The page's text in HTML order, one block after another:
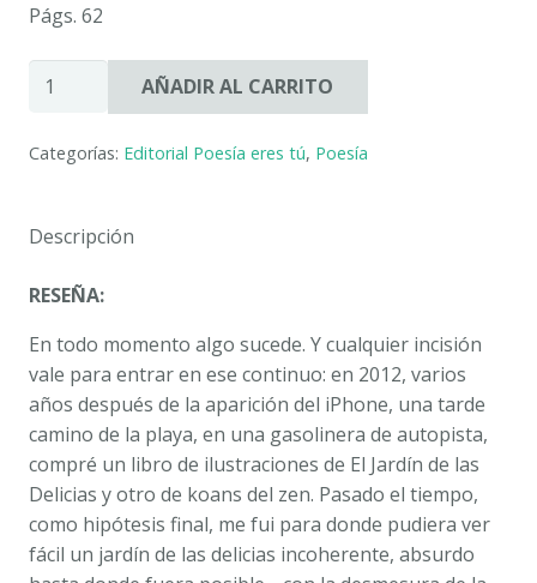
Págs. 62
ALABANZAS
Y
LO
JOSÉ
RECIO
cantidad
AÑADIR AL CARRITO
Categorías: Editorial Poesía eres tú, Poesía
Descripción
RESEÑA:
En todo momento algo sucede. Y cualquier incisión
vale para entrar en ese continuo: en 2012, varios
años después de la aparición del iPhone, una tarde
camino de la playa, en una gasolinera de autopista,
compré un libro de ilustraciones de El Jardín de las
Delicias y otro de koans del zen. Pasado el tiempo,
como hipótesis final, me fui para donde pudiera ver
fácil un jardín de las delicias incoherente, absurdo